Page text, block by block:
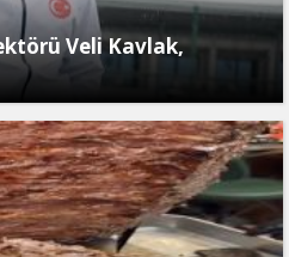
Veli Kavlak,